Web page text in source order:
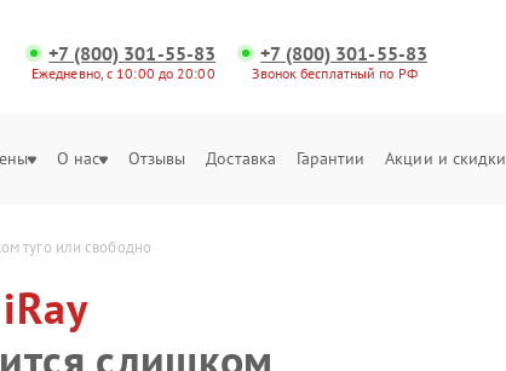
+7 (800) 301-55-83
Ежедневно, с 10:00 до 20:00
+7 (800) 301-55-83
Звонок бесплатный по РФ
О нас Отзывы Доставка Гарантии Акции и скидки
туго или свободно
iRay
слишком